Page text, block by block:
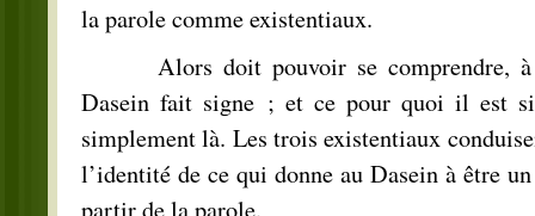
la parole comme existentiaux.
Alors doit pouvoir se comprendre, à
Dasein fait signe ; et ce pour quoi il est
simplement là. Les trois existentiaux
l’identité de ce qui donne au Dasein à être
partir de la parole.